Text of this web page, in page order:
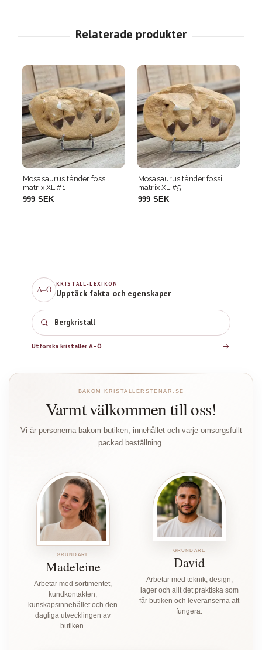
A–Ö
KRISTALL-LEXIKON
Upptäck fakta och egenskaper
Bergkristall
Utforska kristaller A–Ö
BAKOM KRISTALLERSTENAR.SE
Varmt välkommen till oss!
Vi är personerna bakom butiken, innehållet och varje omsorgsfullt
packad beställning.
GRUNDARE
Madeleine
Arbetar med sortimentet,
kundkontakten,
kunskapsinnehållet och den
dagliga utvecklingen av
butiken.
GRUNDARE
David
Arbetar med teknik, design,
lager och allt det praktiska som
får butiken och leveranserna att
fungera.
Mosasaurus tänder fossil i
matrix XL #5
999 SEK
Mosasaurus tänder fossil i
matrix XL #6
999 SEK